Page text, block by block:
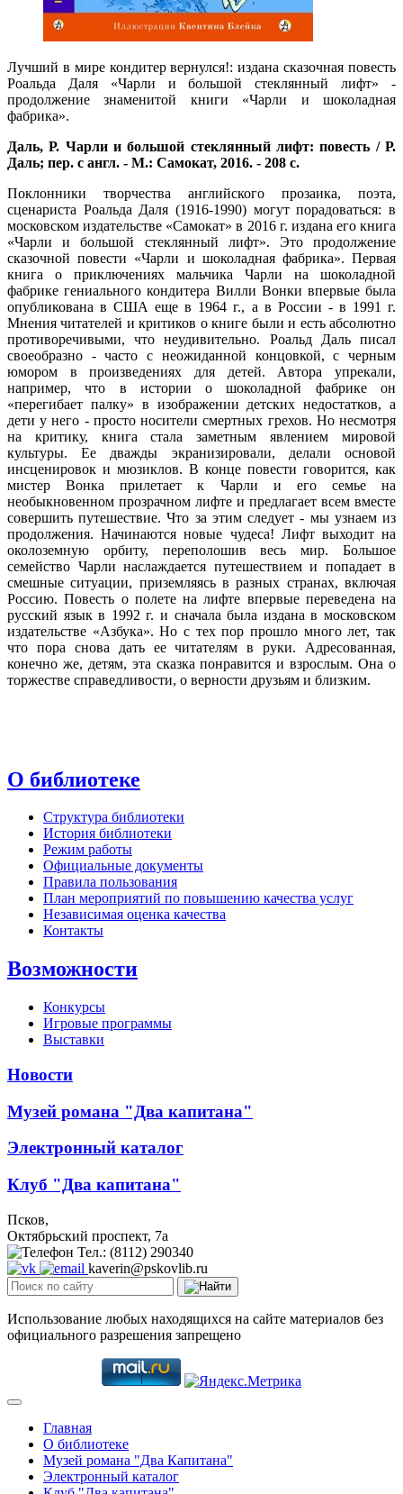
Лучший в мире кондитер вернулся!: издана сказочная повесть
Роальда Даля «Чарли и большой стеклянный лифт» -
продолжение знаменитой книги «Чарли и шоколадная
фабрика».
Даль, Р. Чарли и большой стеклянный лифт: повесть / Р.
Даль; пер. с англ. - М.: Самокат, 2016. - 208 с.
Поклонники творчества английского прозаика, поэта,
сценариста Роальда Даля (1916-1990) могут порадоваться: в
московском издательстве «Самокат» в 2016 г. издана его книга
«Чарли и большой стеклянный лифт». Это продолжение
сказочной повести «Чарли и шоколадная фабрика». Первая
книга о приключениях мальчика Чарли на шоколадной
фабрике гениального кондитера Вилли Вонки впервые была
опубликована в США еще в 1964 г., а в России - в 1991 г.
Мнения читателей и критиков о книге были и есть абсолютно
противоречивыми, что неудивительно. Роальд Даль писал
своеобразно - часто с неожиданной концовкой, с черным
юмором в произведениях для детей. Автора упрекали,
например, что в истории о шоколадной фабрике он
«перегибает палку» в изображении детских недостатков, а
дети у него - просто носители смертных грехов. Но несмотря
на критику, книга стала заметным явлением мировой
культуры. Ее дважды экранизировали, делали основой
инсценировок и мюзиклов. В конце повести говорится, как
мистер Вонка прилетает к Чарли и его семье на
необыкновенном прозрачном лифте и предлагает всем вместе
совершить путешествие. Что за этим следует - мы узнаем из
продолжения. Начинаются новые чудеса! Лифт выходит на
околоземную орбиту, переполошив весь мир. Большое
семейство Чарли наслаждается путешествием и попадает в
смешные ситуации, приземляясь в разных странах, включая
Россию. Повесть о полете на лифте впервые переведена на
русский язык в 1992 г. и сначала была издана в московском
издательстве «Азбука». Но с тех пор прошло много лет, так
что пора снова дать ее читателям в руки. Адресованная,
конечно же, детям, эта сказка понравится и взрослым. Она о
торжестве справедливости, о верности друзьям и близким.
О библиотеке
Структура библиотеки
История библиотеки
Режим работы
Официальные документы
Правила пользования
План мероприятий по повышению качества услуг
Независимая оценка качества
Контакты
Возможности
Конкурсы
Игровые программы
Выставки
Новости
Музей романа "Два капитана"
Электронный каталог
Клуб "Два капитана"
Псков,
Октябрьский проспект, 7a
Тел.: (8112) 290340
kaverin@pskovlib.ru
Использование любых находящихся на сайте материалов без
официального разрешения запрещено
Главная
О библиотеке
Музей романа "Два Капитана"
Электронный каталог